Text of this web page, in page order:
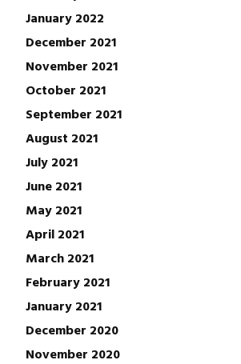
January 2022
December 2021
November 2021
October 2021
September 2021
August 2021
July 2021
June 2021
May 2021
April 2021
March 2021
February 2021
January 2021
December 2020
November 2020